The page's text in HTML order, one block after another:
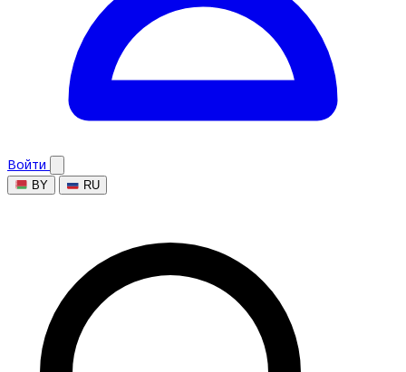
Войти
BY RU